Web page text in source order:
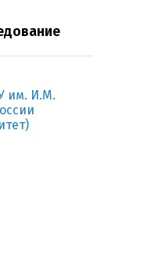
им. И.М.